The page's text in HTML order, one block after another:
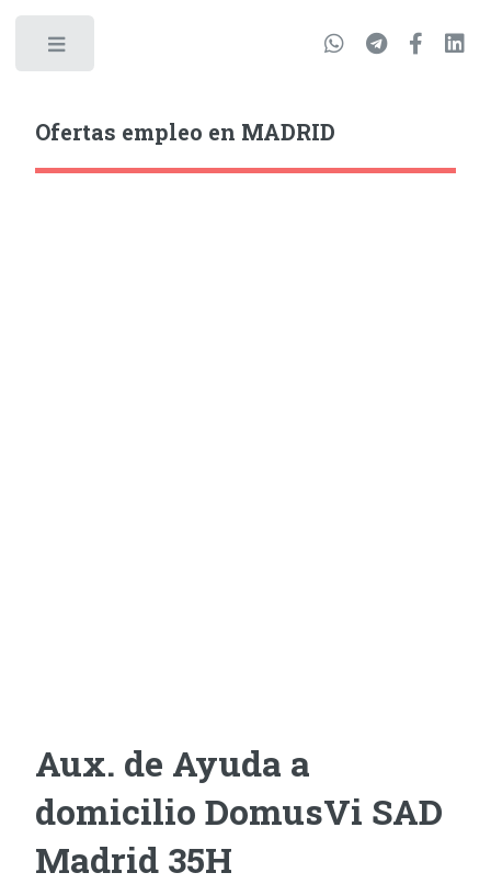
Ofertas empleo en MADRID
Aux. de Ayuda a
domicilio DomusVi SAD
Madrid 35H